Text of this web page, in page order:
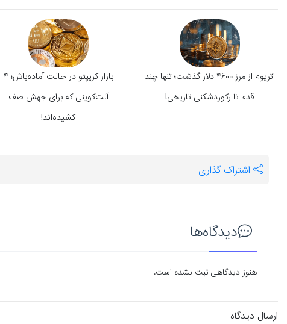
اتریوم از مرز ۴۶۰۰ دلار گذشت؛ تنها چند
قدم تا رکوردشکنی تاریخی!
بازار کریپتو در حالت آماده‌باش؛ ۴
آلت‌کوینی که برای جهش صف
کشیده‌اند!
اشتراک گذاری
دیدگاه‌ها
هنوز دیدگاهی ثبت نشده است.
ارسال دیدگاه